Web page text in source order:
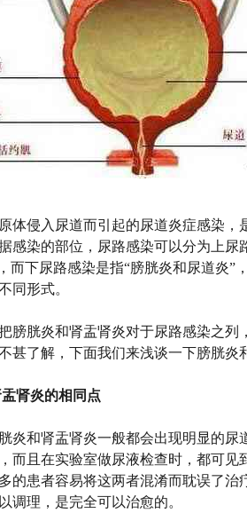
体侵入尿道而引起的尿道炎症感染，
感染的部位，尿路感染可以分为上尿
而下尿路感染是指“膀胱炎和尿道炎”
同形式。
胱炎和肾盂肾炎对于尿路感染之列
甚了解，下面我们来浅谈一下膀胱炎
肾炎的相同点
和肾盂肾炎一般都会出现明显的尿
而且在实验室做尿液检查时，都可见
的患者容易将这两者混淆而耽误了治
调理，是完全可以治愈的。